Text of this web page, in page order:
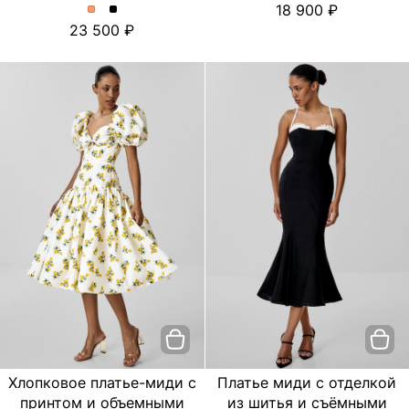
Платье
миди
отделкой
из
шитья
и
съёмными
бретелями.
Цвет
Персиковый
Платье
миди
отделкой
из
шитья
и
съёмными
бретелями.
Цвет
Черный
23 500
платье
принтом.
Цвет
пудровый
платье
принтом.
Цвет
Черный
18 900
Хлопковое платье-миди с
принтом и объемными
Платье миди с отделкой
из шитья и съёмными